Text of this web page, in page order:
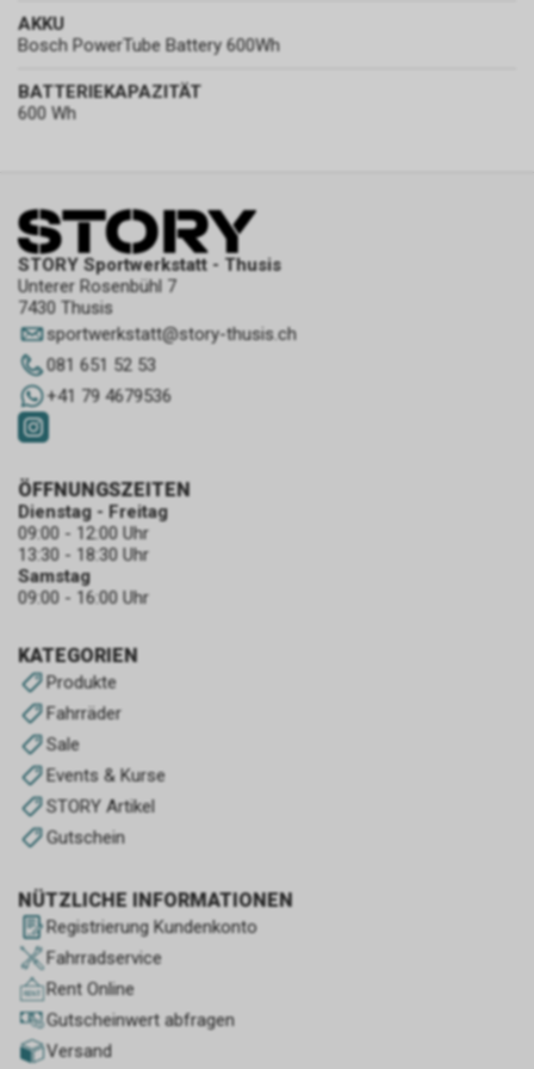
AKKU
Bosch PowerTube Battery 600Wh
BATTERIEKAPAZITÄT
600 Wh
STORY Sportwerkstatt - Thusis
Unterer Rosenbühl 7
7430 Thusis
sportwerkstatt@story-thusis.ch
081 651 52 53
+41 79 4679536
KATEGORIEN
Produkte
Fahrräder
Sale
Events & Kurse
STORY Artikel
Gutschein
NÜTZLICHE INFORMATIONEN
Registrierung Kundenkonto
Fahrradservice
Rent Online
Gutscheinwert abfragen
Versand
ÖFFNUNGSZEITEN
Dienstag - Freitag
09:00 - 12:00 Uhr
13:30 - 18:30 Uhr
Samstag
09:00 - 16:00 Uhr